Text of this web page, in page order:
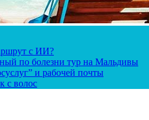
с ИИ?
по болезни тур на Мальдивы
и рабочей почты
с волос